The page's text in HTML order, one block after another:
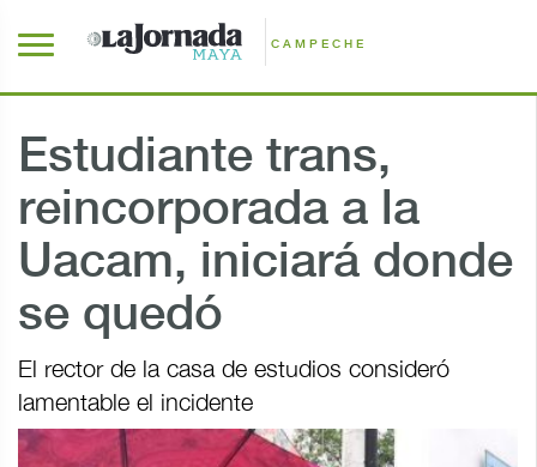
CAMPECHE
Estudiante trans,
reincorporada a la
Uacam, iniciará donde
se quedó
El rector de la casa de estudios consideró
lamentable el incidente